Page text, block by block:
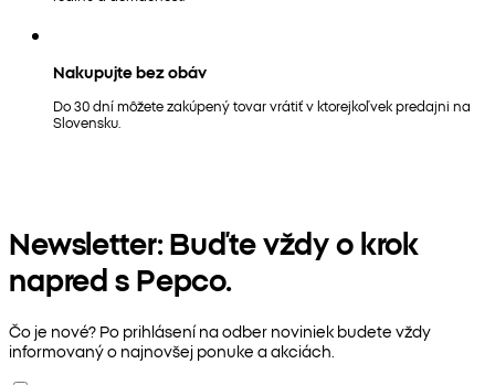
Nakupujte bez obáv
Do 30 dní môžete zakúpený tovar vrátiť v ktorejkoľvek predajni na
Slovensku.
Newsletter: Buďte vždy o krok
napred s Pepco.
Čo je nové? Po prihlásení na odber noviniek budete vždy
informovaný o najnovšej ponuke a akciách.